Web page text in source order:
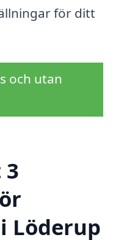
för ditt
och utan
Löderup